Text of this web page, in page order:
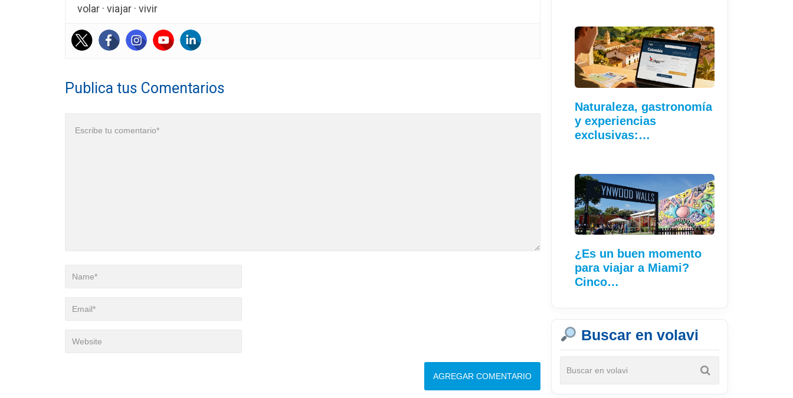
volar · viajar · vivir
Publica tus Comentarios
Naturaleza, gastronomía
y experiencias
exclusivas:…
¿Es un buen momento
para viajar a Miami?
Cinco…
Buscar en volavi